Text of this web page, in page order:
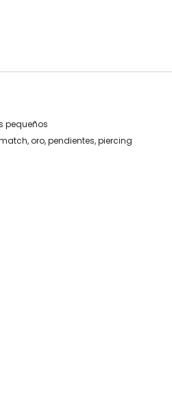
pequeños
,oro,pendientes,piercing